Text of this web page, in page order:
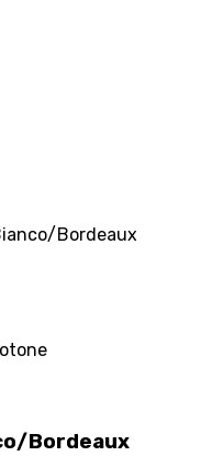
Bordeaux
Bordeaux